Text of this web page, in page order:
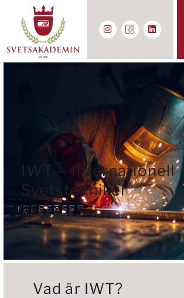
IWT – Internationell
Svetstekniker
Din Guide till en Avancerad Karriär
Vad är IWT?